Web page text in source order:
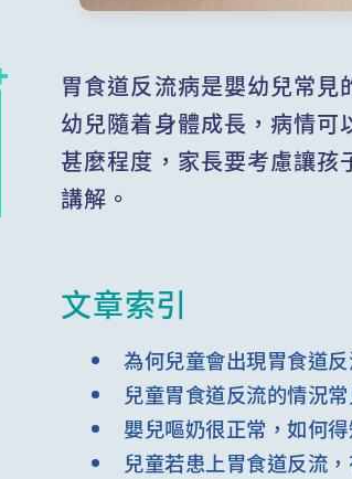
胃食道反流病是嬰幼兒常
幼兒隨着身體成長，病情可
甚麼程度，家長要考慮讓孩
講解。
文章索引
為何兒童會出現胃食道反
兒童胃食道反流的情況常
嬰兒嘔奶很正常，如何
兒童若患上胃食道反流